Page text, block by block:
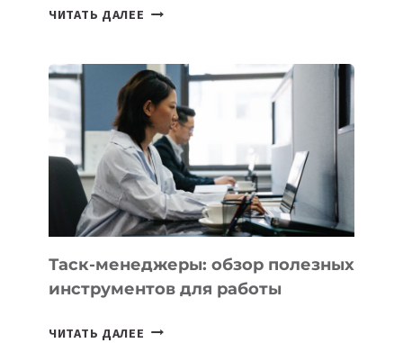
ЧИТАТЬ ДАЛЕЕ ИИ-
БИЗНЕСА:
КАКИЕ
3
ЗАДАЧИ
ЕМУ
МОЖНО
ПОРУЧИТЬ
УЖЕ
Таск-менеджеры: обзор полезных
инструментов для работы
ЧИТАТЬ ДАЛЕЕ ТАСК-